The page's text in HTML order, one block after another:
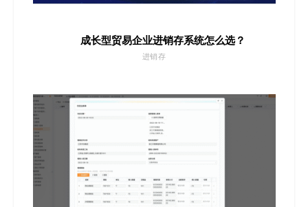
成长型贸易企业进销存系统怎么选？
进销存